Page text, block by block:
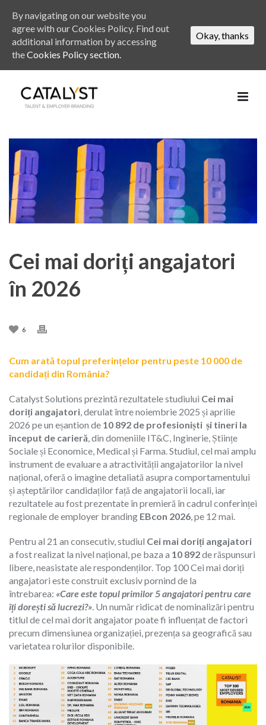
Cei mai doriți angajatori
în 2026
6
Cum arată topul preferințelor pentru peste 10 000 de
candidați din România?
Catalyst Solutions prezintă rezultatele studiului Cei mai
doriți angajatori , derulat între noiembrie 2025 și aprilie
2026 pe un eșantion de 10 892 de profesioniști și tineri la
început de carieră , din domeniile IT&C, Inginerie, Științe
Sociale și Economice, Medical și Farma. Studiul, cel mai amplu
instrument de evaluare a atractivității angajatorilor la nivel
național, oferă o imagine detaliată asupra comportamentului
și așteptărilor candidaților față de angajatorii locali, iar
rezultatele au fost prezentate în premieră în cadrul conferinței
regionale de employer branding EBcon 2026 , pe 12 mai.
Pentru al 21 an consecutiv, studiul Cei mai doriți angajatori
a fost realizat la nivel național, pe baza a 10 892de răspunsuri
libere, neasistate ale respondenților. Top 100 Cei mai doriți
angajatori este construit exclusiv pornind de la
întrebarea: «Care este topul primilor 5 angajatori pentru care
îți dorești să lucrezi?» . Un număr ridicat de nominalizări pentru
titlul de cel mai dorit angajator poate fi influențat de factori
precum dimensiunea organizației, prezența sa geografică sau
varietatea rolurilor disponibile.
By navigating on our website you
agree with our Cookies Policy. Find out
additional information by accessing
theCookies Policy section.
Okay, thanks